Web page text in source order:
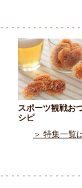
スポーツ観戦お
シピ
＞ 特集一覧